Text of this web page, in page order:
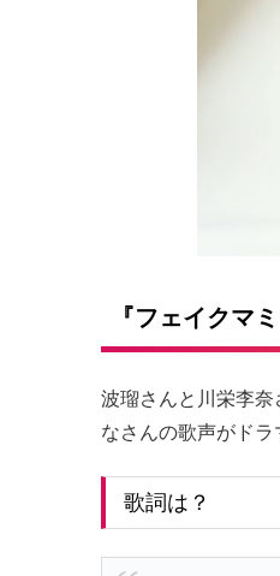
『フェイクマ
波瑠さんと川栄李
なさんの歌声がド
歌詞は？